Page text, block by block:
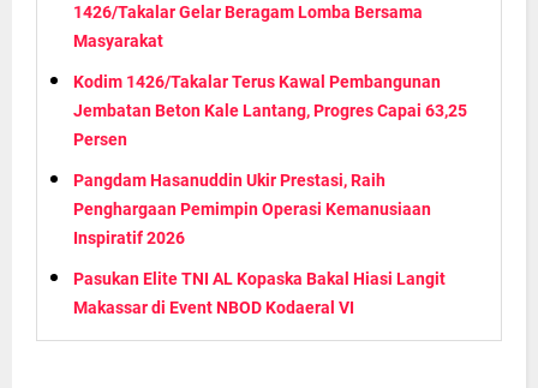
1426/Takalar Gelar Beragam Lomba Bersama
Masyarakat
Kodim 1426/Takalar Terus Kawal Pembangunan
Jembatan Beton Kale Lantang, Progres Capai 63,25
Persen
Pangdam Hasanuddin Ukir Prestasi, Raih
Penghargaan Pemimpin Operasi Kemanusiaan
Inspiratif 2026
Pasukan Elite TNI AL Kopaska Bakal Hiasi Langit
Makassar di Event NBOD Kodaeral VI